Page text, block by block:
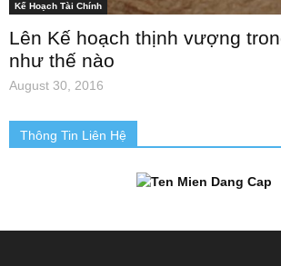
Kế Hoạch Tài Chính
Lên Kế hoạch thịnh vượng
như thế nào
August 30, 2016
Thông Tin Liên Hệ